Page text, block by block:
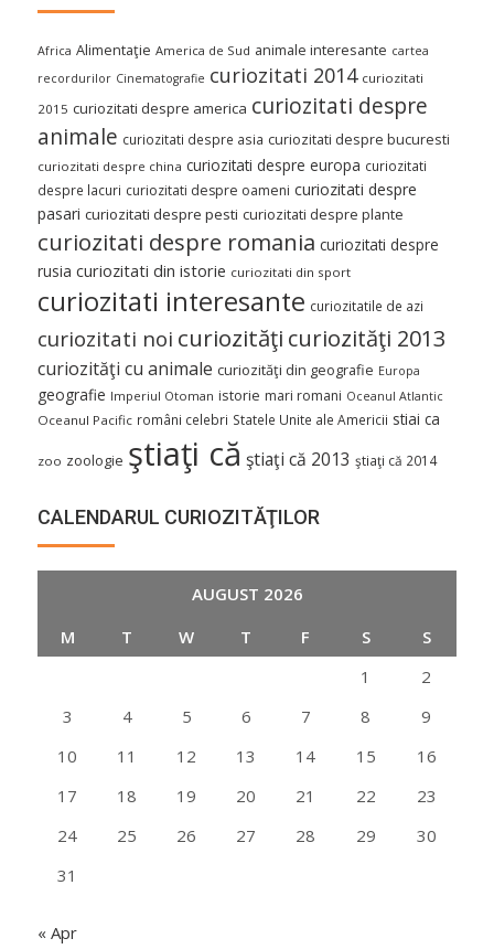
Africa Alimentaţie America de Sud animale interesante cartea
recordurilor Cinematografie curiozitati 2014 curiozitati
2015 curiozitati despre america curiozitati despre
animale curiozitati despre asia curiozitati despre bucuresti
curiozitati despre china curiozitati despre europa curiozitati
despre lacuri curiozitati despre oameni curiozitati despre
pasari curiozitati despre pesti curiozitati despre plante
curiozitati despre romania curiozitati despre
rusia curiozitati din istorie curiozitati din sport
curiozitati interesante curiozitatile de azi
curiozitati noi curiozităţi curiozităţi 2013
curiozităţi cu animale curiozităţi din geografie Europa
geografie Imperiul Otoman istorie mari romani Oceanul Atlantic
Oceanul Pacific români celebri Statele Unite ale Americii stiai ca
zoo zoologie ştiaţi că ştiaţi că 2013 ştiaţi că 2014
CALENDARUL CURIOZITĂŢILOR
AUGUST 2026
M
T W T F S
S
1
2
3
4 5 6 7 8
9
10
11 12 13 14 15
16
17
18 19 20 21 22
23
24
25 26 27 28 29
30
31
« Apr